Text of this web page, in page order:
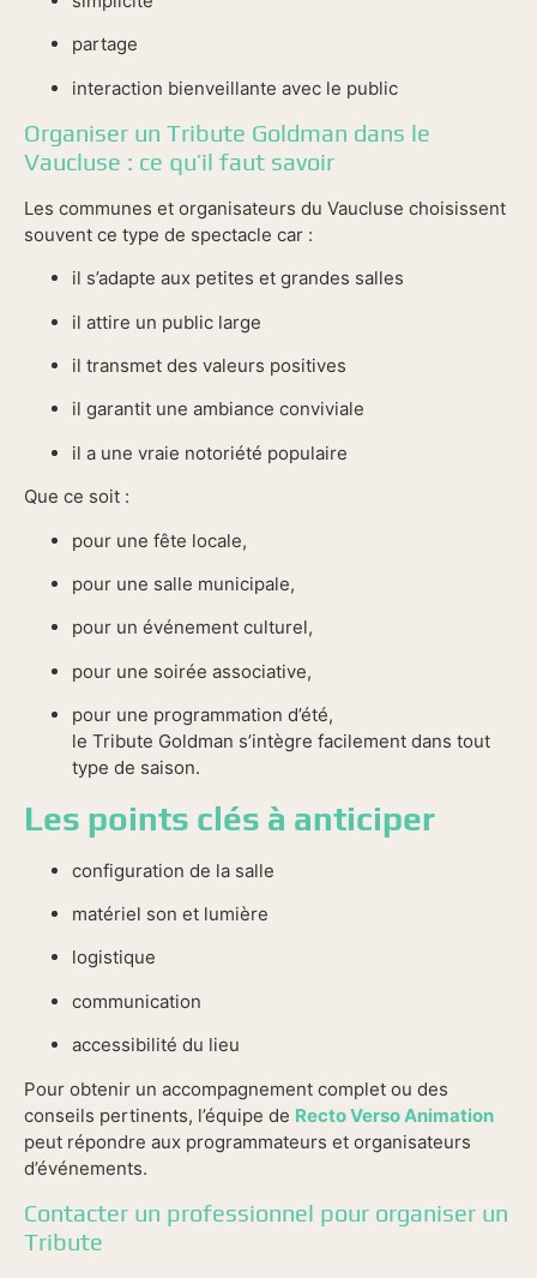
partage
interaction bienveillante avec le public
Organiser un Tribute Goldman dans le
Vaucluse : ce qu’il faut savoir
Les communes et organisateurs du Vaucluse choisissent
souvent ce type de spectacle car :
il s’adapte aux petites et grandes salles
il attire un public large
il transmet des valeurs positives
il garantit une ambiance conviviale
il a une vraie notoriété populaire
Que ce soit :
pour une fête locale,
pour une salle municipale,
pour un événement culturel,
pour une soirée associative,
pour une programmation d’été,
le Tribute Goldman s’intègre facilement dans tout
type de saison.
Les points clés à anticiper
configuration de la salle
matériel son et lumière
logistique
communication
accessibilité du lieu
Pour obtenir un accompagnement complet ou des
conseils pertinents, l’équipe de Recto Verso Animation
peut répondre aux programmateurs et organisateurs
d’événements.
Contacter un professionnel pour organiser un
Tribute